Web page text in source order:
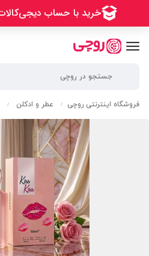
فروشگاه اینترنتی روچی / عطر و ادکلن /